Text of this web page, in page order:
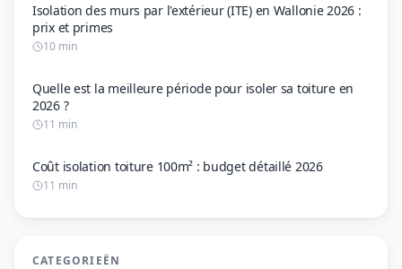
Isolation des murs par l'extérieur (ITE) en Wallonie 2026 :
prix et primes
10 min
Quelle est la meilleure période pour isoler sa toiture en
2026 ?
11 min
Coût isolation toiture 100m² : budget détaillé 2026
11 min
CATEGORIEËN